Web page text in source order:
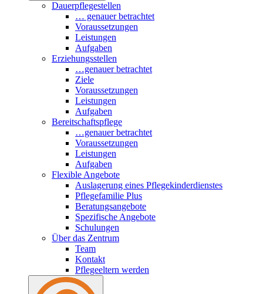
Dauerpflegestellen
… genauer betrachtet
Voraussetzungen
Leistungen
Aufgaben
Erziehungsstellen
…genauer betrachtet
Ziele
Voraussetzungen
Leistungen
Aufgaben
Bereitschaftspflege
…genauer betrachtet
Voraussetzungen
Leistungen
Aufgaben
Flexible Angebote
Auslagerung eines Pflegekinderdienstes
Pflegefamilie Plus
Beratungsangebote
Spezifische Angebote
Schulungen
Über das Zentrum
Team
Kontakt
Pflegeeltern werden